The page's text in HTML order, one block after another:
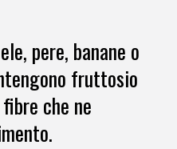
pere, banane o
fruttosio
che ne